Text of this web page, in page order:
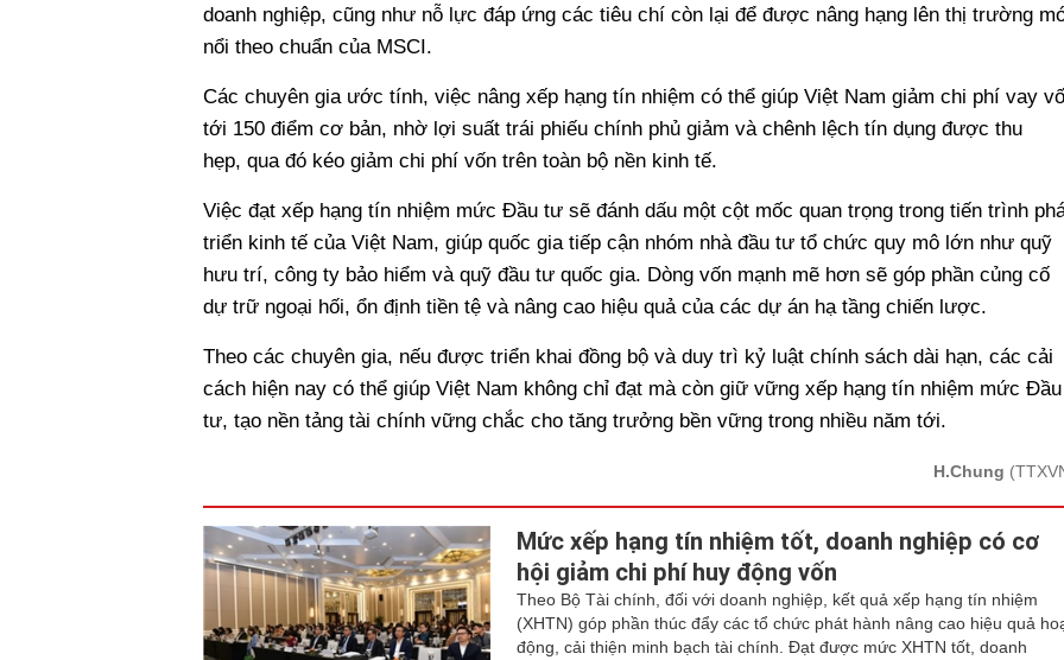
doanh nghiệp, cũng như nỗ lực đáp ứng các tiêu chí còn lại để được nâng hạng lên thị trường
nổi theo chuẩn của MSCI.
Các chuyên gia ước tính, việc nâng xếp hạng tín nhiệm có thể giúp Việt Nam giảm chi phí vay
tới 150 điểm cơ bản, nhờ lợi suất trái phiếu chính phủ giảm và chênh lệch tín dụng được thu
hẹp, qua đó kéo giảm chi phí vốn trên toàn bộ nền kinh tế.
Việc đạt xếp hạng tín nhiệm mức Đầu tư sẽ đánh dấu một cột mốc quan trọng trong tiến trình
triển kinh tế của Việt Nam, giúp quốc gia tiếp cận nhóm nhà đầu tư tổ chức quy mô lớn như quỹ
hưu trí, công ty bảo hiểm và quỹ đầu tư quốc gia. Dòng vốn mạnh mẽ hơn sẽ góp phần củng cố
dự trữ ngoại hối, ổn định tiền tệ và nâng cao hiệu quả của các dự án hạ tầng chiến lược.
Theo các chuyên gia, nếu được triển khai đồng bộ và duy trì kỷ luật chính sách dài hạn, các cải
cách hiện nay có thể giúp Việt Nam không chỉ đạt mà còn giữ vững xếp hạng tín nhiệm mức Đầu
tư, tạo nền tảng tài chính vững chắc cho tăng trưởng bền vững trong nhiều năm tới.
H.Chung
Mức xếp hạng tín nhiệm tốt, doanh nghiệp có cơ
hội giảm chi phí huy động vốn
Theo Bộ Tài chính, đối với doanh nghiệp, kết quả xếp hạng tín nhiệm
(XHTN) góp phần thúc đẩy các tổ chức phát hành nâng cao hiệu quả
động, cải thiện minh bạch tài chính. Đạt được mức XHTN tốt, doanh